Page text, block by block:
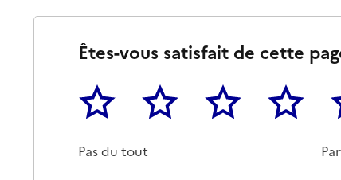
Êtes-vous satisfait de cette
1
Pas du tout
2 3 4 5